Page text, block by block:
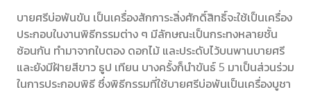
บายศรีบ่อพันขัน เป็นเครื่องสักการะสิ่งศักดิ์สิทธิ์จะใช้เป็นเครื่อง
ประกอบในงานพิธีกรรมต่าง ๆ มีลักษณะเป็นกระทงหลายชั้น
ซ้อนกัน ทำมาจากใบตอง ดอกไม้ และประดับไว้บนพานบายศรี
และยังมีฝ้ายสีขาว ธูป เทียน บางครั้งก็นำขันธ์ 5 มาเป็นส่วนร่วม
ในการประกอบพิธี ซึ่งพิธีกรรมที่ใช้บายศรีบ่อพันเป็นเครื่องบูชา